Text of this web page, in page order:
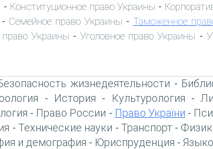
- Конституционное право Украины -
- Семейное право Украины - Таможенное
право Украины -Уголовное право Украины -
жизнедеятельности -
- История - Культурология -
- Право России - Право України -
- Технические науки - Транспорт-
и демография - Юриспруденция -